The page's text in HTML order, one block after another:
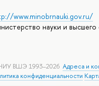
www.minobrnauki.gov.ru/
науки и высшего
ВШЭ 1993–2026 Адреса и
конфиденциальности